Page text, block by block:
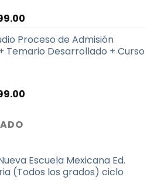
El
actual
es:
Proceso de Admisión
Temario Desarrollado + Curso
El
Escuela Mexicana Ed.
(Todos los grados) ciclo